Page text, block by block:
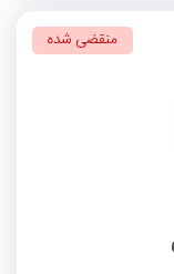
منقضی شده